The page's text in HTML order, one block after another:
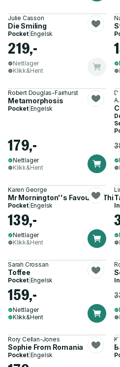
Julie Casson
Die Smiling
Pocket| Engelsk
219,-
Nettlager
Klikk&Hent
Robert Douglas-Fairhurst
Metamorphosis
Pocket| Engelsk
179,-
Nettlager
Klikk&Hent
Karen George
Mr Mornington''s Favourite
Pocket| Engelsk
139,-
Nettlager
Klikk&Hent
Sarah Crossan
Toffee
Pocket| Engelsk
159,-
Nettlager
Klikk&Hent
Rory Cellan-Jones
Sophie From Romania
Pocket| Engelsk